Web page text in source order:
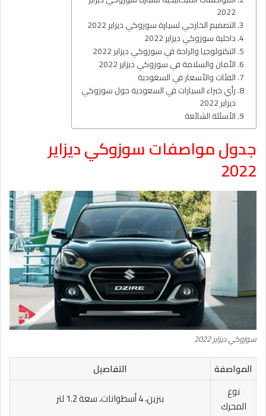
2022
التصميم الخارجي لسيارة سوزوكي ديزاير 2022
داخلية سوزوكي ديزاير 2022
التكنولوجيا والراحة في سوزوكي ديزاير 2022
الأمان والسلامة في سوزوكي ديزاير 2022
الفئات والأسعار في السعودية
رأي خبراء السيارات في السعودية حول سوزوكي
ديزاير 2022
الأسئلة الشائعة
جدول مواصفات سوزوكي ديزاير
2022
سوزوكي ديزاير 2022
المواصفة
التفاصيل
نوع
المحرك
بنزين، 4 أسطوانات، سعة 1.2 لتر